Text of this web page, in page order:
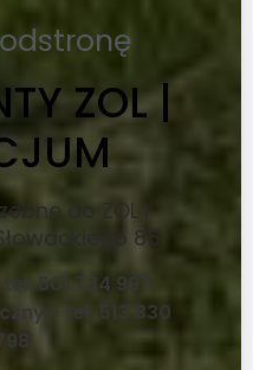
ZOL |
do ZOL i
85
501 734 997
- tel. 513 830